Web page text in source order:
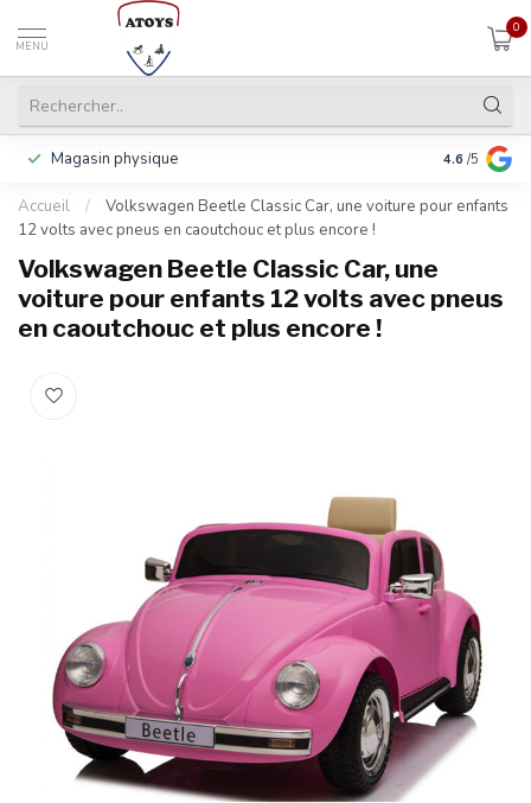
MENU
0
Magasin physique Payer en 3
4.6 /5
Accueil /
Volkswagen Beetle Classic Car, une voiture pour enfants
12 volts avec pneus en caoutchouc et plus encore !
Volkswagen Beetle Classic Car, une
voiture pour enfants 12 volts avec pneus
en caoutchouc et plus encore !